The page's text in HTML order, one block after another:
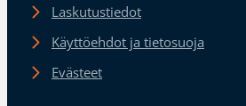
Laskutustiedot
Käyttöehdot ja tietosuoja
Evästeet